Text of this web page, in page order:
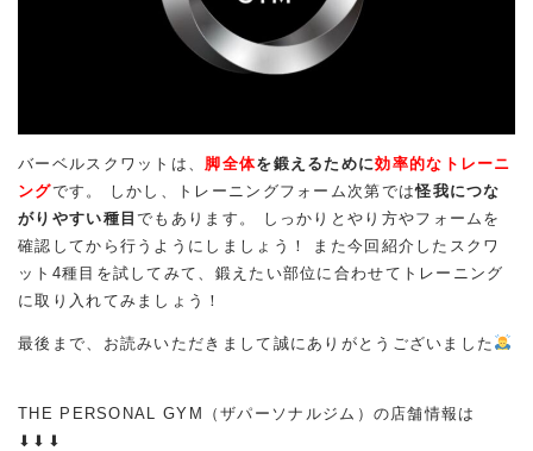
バーベルスクワットは、 脚全体を鍛えるために効率的なトレーニ
ングです。 しかし、トレーニングフォーム次第では怪我につな
がりやすい種目でもあります。 しっかりとやり方やフォームを
確認してから行うようにしましょう！ また今回紹介したスクワ
ット4種目を試してみて、鍛えたい部位に合わせてトレーニング
に取り入れてみましょう！
最後まで、お読みいただきまして誠にありがとうございました
THE PERSONAL GYM（ザパーソナルジム）の店舗情報は
⬇︎⬇︎⬇︎